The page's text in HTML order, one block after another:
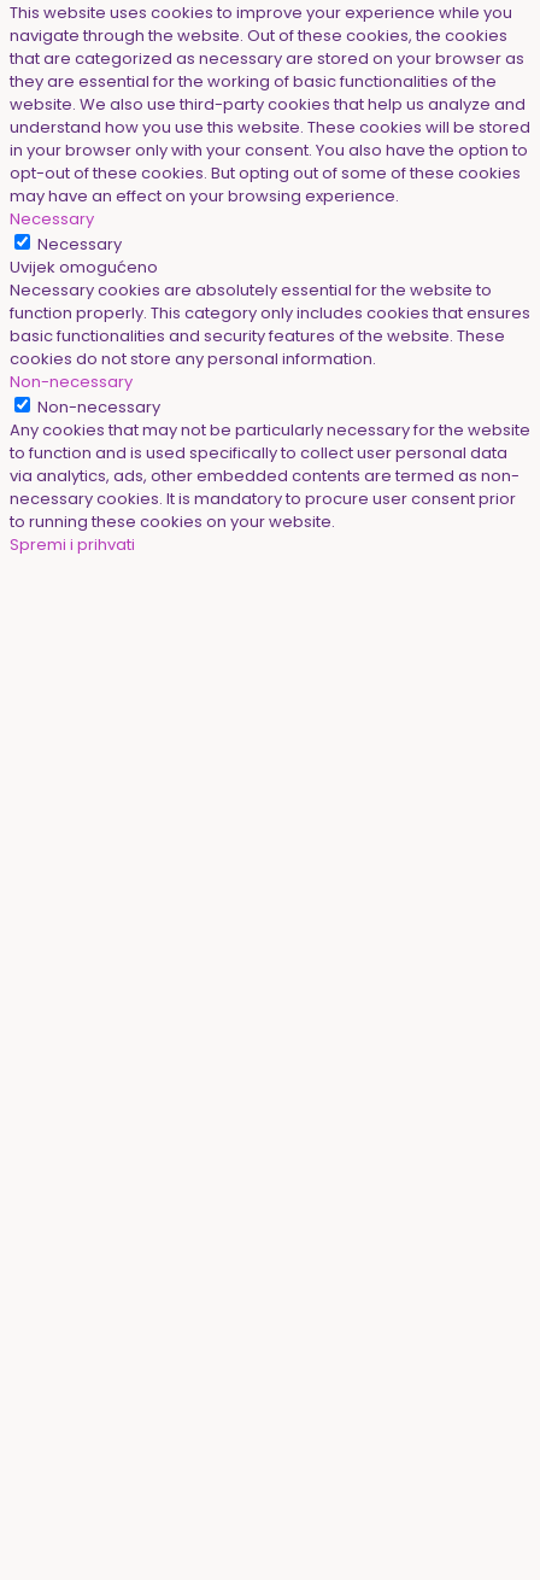
This website uses cookies to improve your experience while you
navigate through the website. Out of these cookies, the cookies
that are categorized as necessary are stored on your browser as
they are essential for the working of basic functionalities of the
website. We also use third-party cookies that help us analyze and
understand how you use this website. These cookies will be stored
in your browser only with your consent. You also have the option to
opt-out of these cookies. But opting out of some of these cookies
may have an effect on your browsing experience.
Necessary
Necessary
Uvijek omogućeno
Necessary cookies are absolutely essential for the website to
function properly. This category only includes cookies that ensures
basic functionalities and security features of the website. These
cookies do not store any personal information.
Non-necessary
Non-necessary
Any cookies that may not be particularly necessary for the website
to function and is used specifically to collect user personal data
via analytics, ads, other embedded contents are termed as non-
necessary cookies. It is mandatory to procure user consent prior
to running these cookies on your website.
Spremi i prihvati